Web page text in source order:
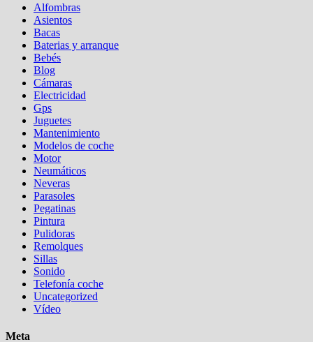
Alfombras
Asientos
Bacas
Baterias y arranque
Bebés
Blog
Cámaras
Electricidad
Gps
Juguetes
Mantenimiento
Modelos de coche
Motor
Neumáticos
Neveras
Parasoles
Pegatinas
Pintura
Pulidoras
Remolques
Sillas
Sonido
Telefonía coche
Uncategorized
Vídeo
Meta